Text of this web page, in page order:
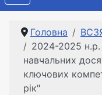
Головна
2024-2025 н.р.
навчальних
ключових
рік"